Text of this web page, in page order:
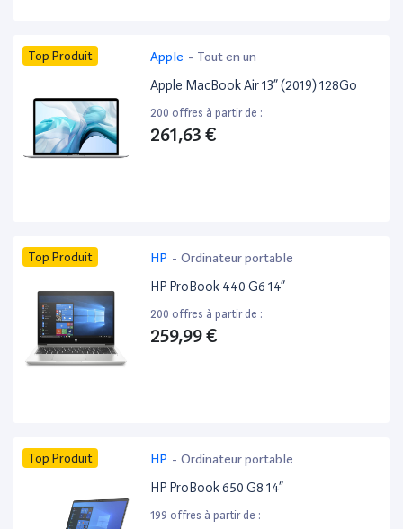
Top Produit Apple - Tout en un
Apple MacBook Air 13” (2019) 128Go
200 offres à partir de :
261,63 €
Top Produit HP - Ordinateur portable
HP ProBook 440 G6 14”
200 offres à partir de :
259,99 €
Top Produit HP - Ordinateur portable
HP ProBook 650 G8 14”
199 offres à partir de :